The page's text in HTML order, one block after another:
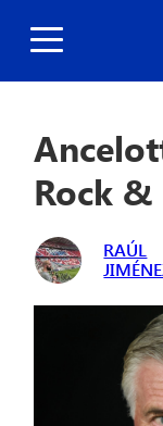
Rock &
RAÚL